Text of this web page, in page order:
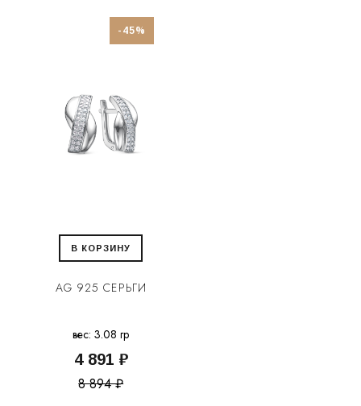
-45%
В КОРЗИНУ
AG 925 СЕРЬГИ
вес: 3.08 гр
4 891 ₽
8 894 ₽